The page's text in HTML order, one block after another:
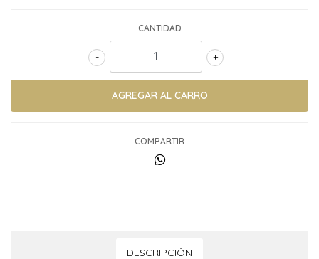
CANTIDAD
+
-
COMPARTIR
DESCRIPCIÓN